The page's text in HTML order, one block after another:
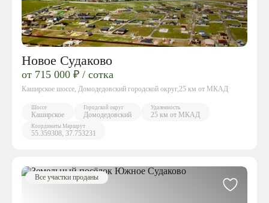
Новое Судаково
от 715 000 ₽ / сотка
Каширское шоссе, Домодедовский городской округ,25 км от МКАД
Шоссе
Каширское
Городской округ
Домодедовский
Удаленность
25 км от МКАД
Координаты Маршрут
55.359308, 37.753231
Все участки проданы